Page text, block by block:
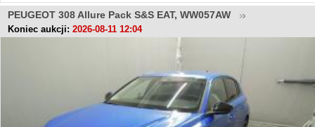
PEUGEOT 308 Allure Pack S&S EAT, WW057AW
Koniec aukcji: 2026-08-11 12:04